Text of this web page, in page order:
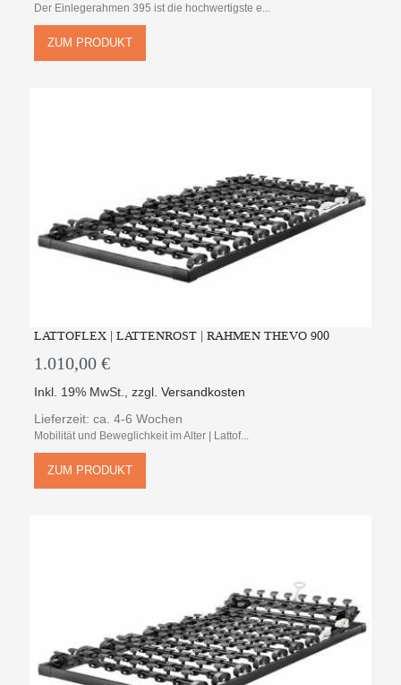
Der Einlegerahmen 395 ist die hochwertigste e...
ZUM PRODUKT
LATTOFLEX | LATTENROST | RAHMEN THEVO 900
1.010,00 €
Inkl. 19% MwSt. ,zzgl.Versandkosten
Lieferzeit: ca. 4-6 Wochen
Mobilität und Beweglichkeit im Alter | Lattof...
ZUM PRODUKT